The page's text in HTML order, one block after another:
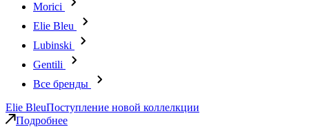
Morici
Elie Bleu
Lubinski
Gentili
Все бренды
Elie BleuПоступление новой коллелкции
Подробнее